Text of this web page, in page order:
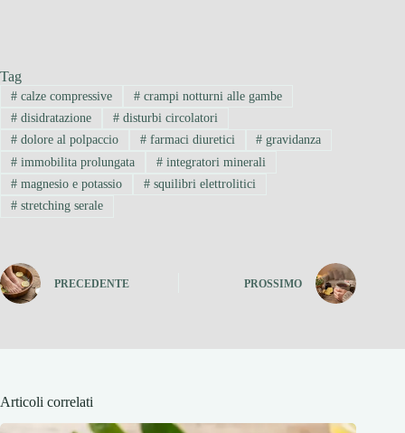
Tag
#calze compressive #crampi notturni alle gambe
#disidratazione #disturbi circolatori
#dolore al polpaccio #farmaci diuretici # gravidanza
#immobilita prolungata #integratori minerali
#magnesio e potassio #squilibri elettrolitici
#stretching serale
PRECEDENTE PROSSIMO
Articoli correlati